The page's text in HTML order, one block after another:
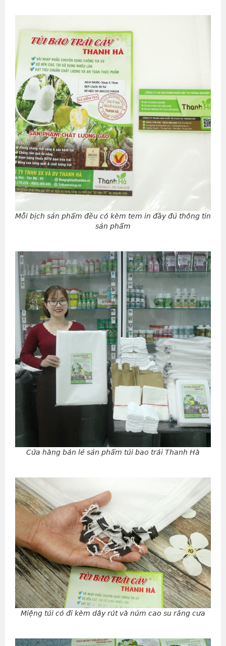
Mỗi bịch sản phẩm đều có kèm tem in đầy đủ thông tin
sản phẩm
Cửa hàng bán lẻ sản phẩm túi bao trái Thanh Hà
Miệng túi có đi kèm dây rút và núm cao su răng cưa